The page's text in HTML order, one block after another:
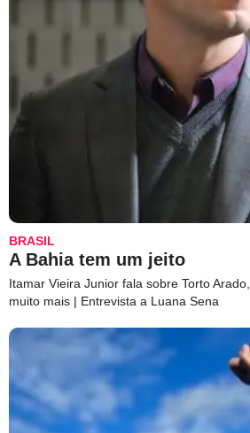
BRASIL
A Bahia tem um jeito
Itamar Vieira Junior fala sobre Torto
muito mais | Entrevista a Luana Sena